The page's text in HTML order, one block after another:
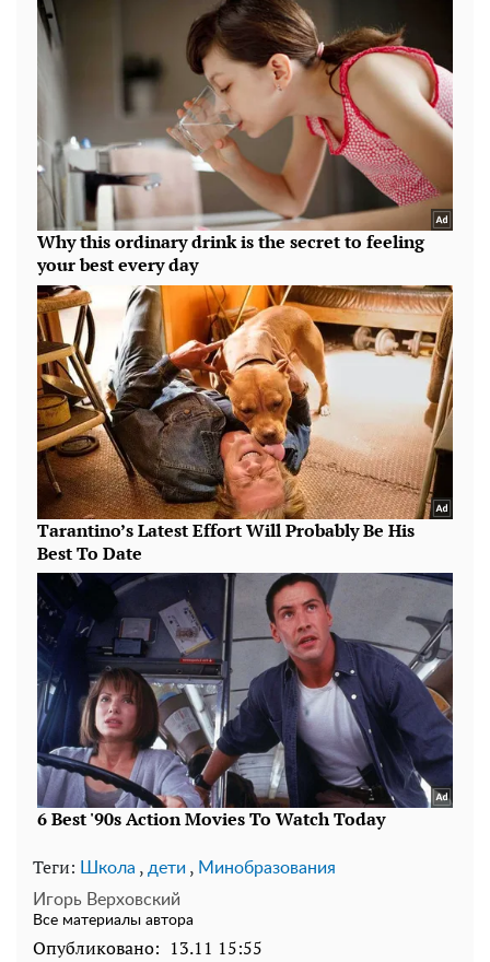
Теги: Школа , дети , Минобразования
Игорь Верховский
Все материалы автора
Опубликовано: 13.11 15:55